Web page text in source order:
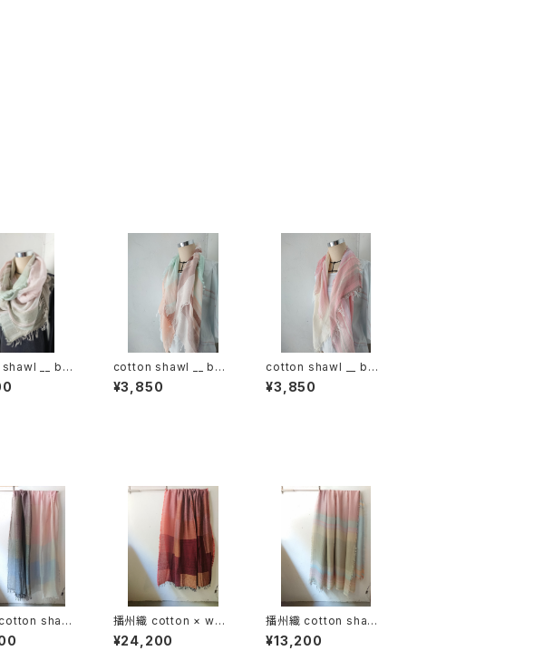
__ bor
cotton shawl __ bor
der 120 春麗w
¥3,850
cotton shawl __ bor
der 120 桜花w
¥3,850
shawl
220-120 春
播州織 cotton × woo
l __ block 220-120
埋火GK
¥24,200
播州織 cotton shawl
__ border220-120 薄
霞BG
¥13,200